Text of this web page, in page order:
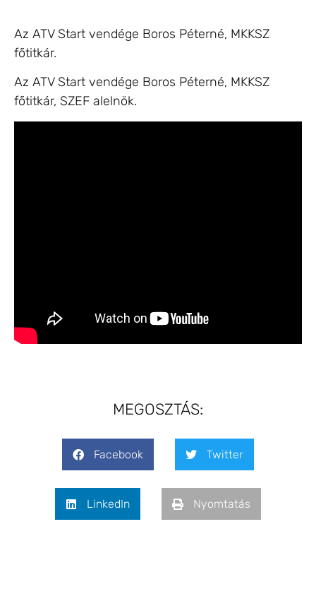
Az ATV Start vendége Boros Péterné, MKKSZ
főtitkár.
Az ATV Start vendége Boros Péterné, MKKSZ
főtitkár, SZEF alelnök.
MEGOSZTÁS:
Facebook Twitter
LinkedIn Nyomtatás